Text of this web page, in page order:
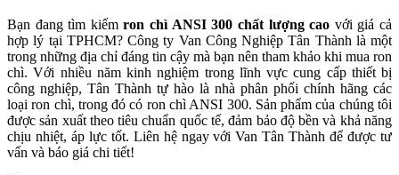
Bạn đang tìm kiếmron chì ANSI 300 chất lượng cao với giá cả
hợp lý tại TPHCM? Công ty Van Công Nghiệp Tân Thành là một
trong những địa chỉ đáng tin cậy mà bạn nên tham khảo khi mua ron
chì. Với nhiều năm kinh nghiệm trong lĩnh vực cung cấp thiết bị
công nghiệp, Tân Thành tự hào là nhà phân phối chính hãng các
loại ron chì, trong đó có ron chì ANSI 300. Sản phẩm của chúng tôi
được sản xuất theo tiêu chuẩn quốc tế, đảm bảo độ bền và khả năng
chịu nhiệt, áp lực tốt. Liên hệ ngay với Van Tân Thành để được tư
vấn và báo giá chi tiết!